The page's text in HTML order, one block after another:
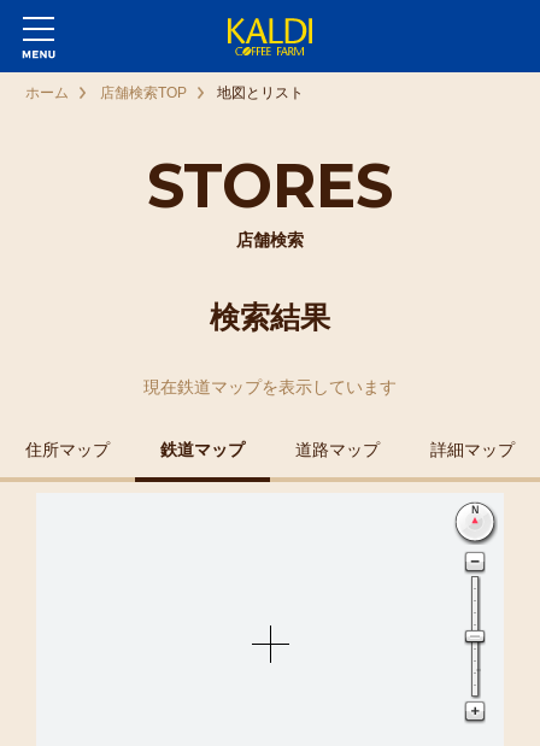
STORES
店舗検索
ホーム 店舗検索TOP 地図とリスト
検索結果
現在鉄道マップを表示しています
住所マップ 鉄道マップ 道路マップ 詳細マップ